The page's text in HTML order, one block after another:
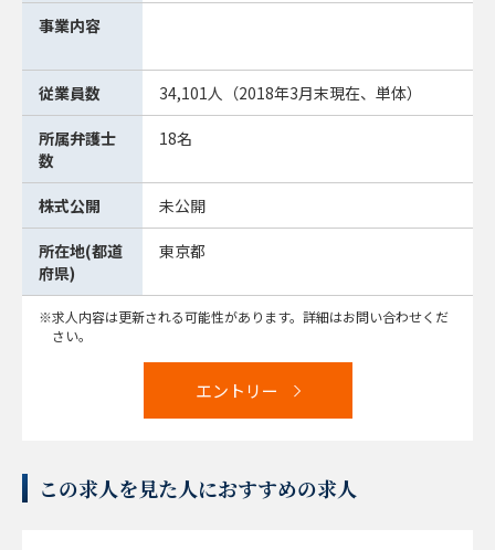
事業内容
従業員数 34,101人（2018年3月末現在、単体）
所属弁護士
数
18名
株式公開 未公開
所在地(都道
府県)
東京都
求人内容は更新される可能性があります。詳細はお問い合わせくだ
さい。
エントリー
この求人を見た人におすすめの求人